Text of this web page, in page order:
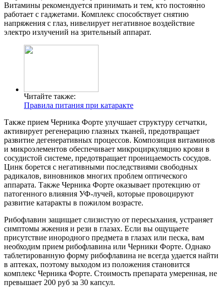
Витамины рекомендуется принимать и тем, кто постоянно
работает с гаджетами. Комплекс способствует снятию
напряжения с глаз, нивелирует негативное воздействие
электро излучений на зрительный аппарат.
Читайте также:
Правила питания при катаракте
Также прием Черника Форте улучшает структуру сетчатки,
активирует регенерацию глазных тканей, предотвращает
развитие дегенеративных процессов. Композиция витаминов
и микроэлементов обеспечивает микроциркуляцию крови в
сосудистой системе, предотвращает проницаемость сосудов.
Цинк борется с негативными последствиями свободных
радикалов, виновников многих проблем оптического
аппарата. Также Черника Форте оказывает протекцию от
патогенного влияния УФ-лучей, которые провоцируют
развитие катаракты в пожилом возрасте.
Рибофлавин защищает слизистую от пересыхания, устраняет
симптомы жжения и рези в глазах. Если вы ощущаете
присутствие инородного предмета в глазах или песка, вам
необходим прием рибофлавина или Черники Форте. Однако
таблетированную форму рибофлавина не всегда удается найти
в аптеках, поэтому выходом из положения становится
комплекс Черника Форте. Стоимость препарата умеренная, не
превышает 200 руб за 30 капсул.